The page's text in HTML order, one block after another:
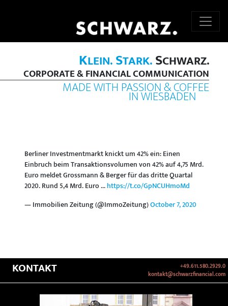
KLEIN.STARK.SCHWARZ.
CORPORATE & FINANCIAL COMMUNICATION
MADE WITH PASSION & COFFEE
IN WIESBADEN
Berliner Investmentmarkt knickt um 42% ein: Einen
Einbruch beim Transaktionsvolumen von 42% auf 4,75 Mrd.
Euro meldet Grossmann & Berger für das dritte Quartal
2020. Rund 5,4 Mrd. Euro ...https://t.co/GpNCUHmoMd
— Immobilien Zeitung (@ImmoZeitung)October 7, 2020
KONTAKT
+49.611.580.2929.0
kontakt@schwarzfinancial.com